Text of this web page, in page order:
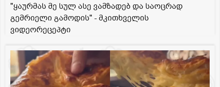
"ყაურმას მე სულ ასე ვამზადებ და საოცრად
გემრიელი გამოდის" - მკითხველის
ვიდეორეცეპტი